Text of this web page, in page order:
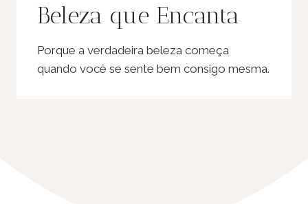
Beleza que Encanta
Porque a verdadeira beleza começa
quando você se sente bem consigo mesma.